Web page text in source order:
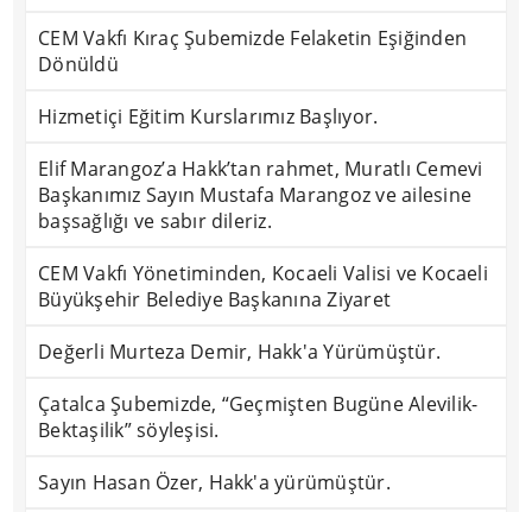
CEM Vakfı Kıraç Şubemizde Felaketin Eşiğinden
Dönüldü
Hizmetiçi Eğitim Kurslarımız Başlıyor.
Elif Marangoz’a Hakk’tan rahmet, Muratlı Cemevi
Başkanımız Sayın Mustafa Marangoz ve ailesine
başsağlığı ve sabır dileriz.
CEM Vakfı Yönetiminden, Kocaeli Valisi ve Kocaeli
Büyükşehir Belediye Başkanına Ziyaret
Değerli Murteza Demir, Hakk'a Yürümüştür.
Çatalca Şubemizde, “Geçmişten Bugüne Alevilik-
Bektaşilik” söyleşisi.
Sayın Hasan Özer, Hakk'a yürümüştür.